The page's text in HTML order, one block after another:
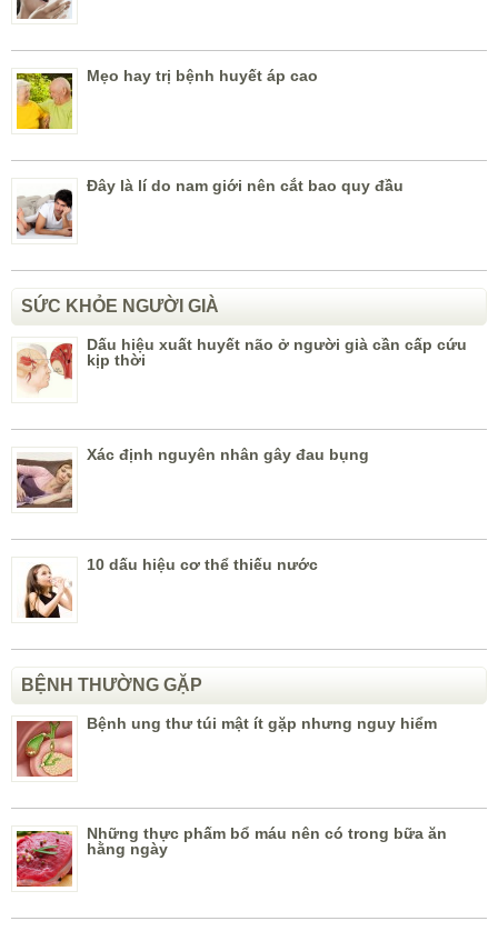
Mẹo hay trị bệnh huyết áp cao
Đây là lí do nam giới nên cắt bao quy đầu
SỨC KHỎE NGƯỜI GIÀ
Dấu hiệu xuất huyết não ở người già cần cấp cứu
kịp thời
Xác định nguyên nhân gây đau bụng
10 dấu hiệu cơ thể thiếu nước
BỆNH THƯỜNG GẶP
Bệnh ung thư túi mật ít gặp nhưng nguy hiểm
Những thực phấm bổ máu nên có trong bữa ăn
hằng ngày